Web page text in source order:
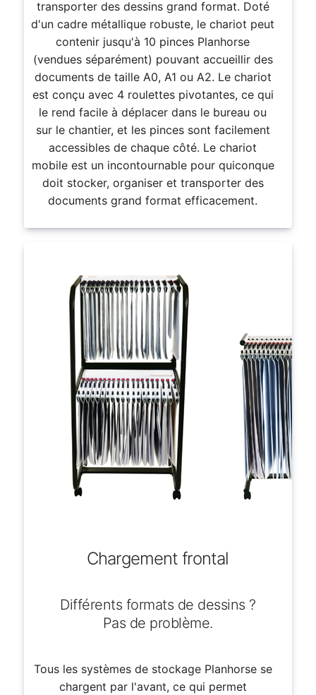
transporter des dessins grand format. Doté
d'un cadre métallique robuste, le chariot peut
contenir jusqu'à 10 pinces Planhorse
(vendues séparément) pouvant accueillir des
documents de taille A0, A1 ou A2. Le chariot
est conçu avec 4 roulettes pivotantes, ce qui
le rend facile à déplacer dans le bureau ou
sur le chantier, et les pinces sont facilement
accessibles de chaque côté. Le chariot
mobile est un incontournable pour quiconque
doit stocker, organiser et transporter des
documents grand format efficacement.
Chargement frontal
Différents formats de dessins ?
Pas de problème.
Tous les systèmes de stockage Planhorse se
chargent par l'avant, ce qui permet